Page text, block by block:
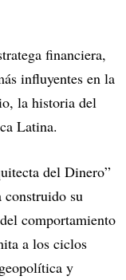
financiera,
influyentes en la
la historia del
Latina.
del Dinero”
su
comportamiento
a los ciclos
y